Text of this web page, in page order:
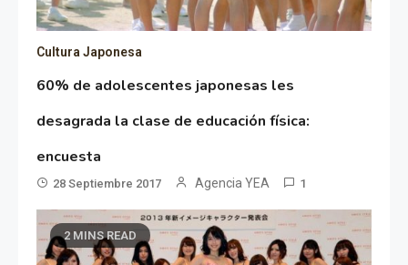
Cultura Japonesa
60% de adolescentes japonesas les
desagrada la clase de educación física:
encuesta
28 Septiembre 2017 Agencia YEA 1
2 MINS READ